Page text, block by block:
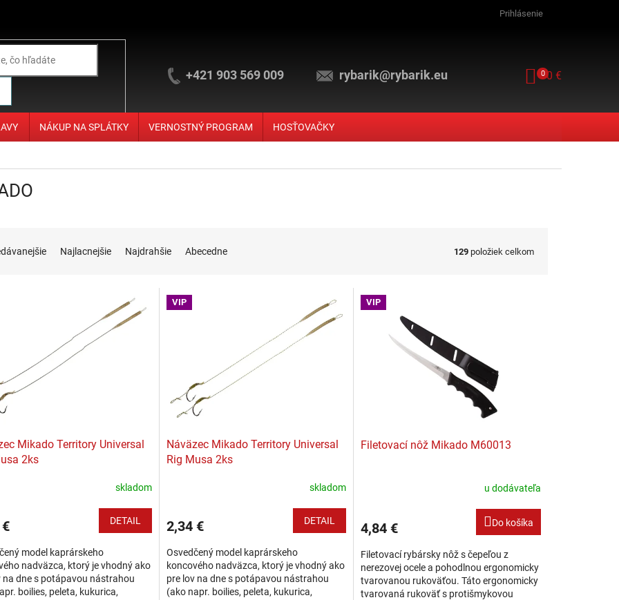
Prihlásenie
+421 903 569 009 rybarik@rybarik.eu NÁKUPNÝ
0 €
0
NÁKUP NA SPLÁTKY VERNOSTNÝ PROGRAM HOSŤOVAČKY
Najlacnejšie Najdrahšie Abecedne 129 položiek celkom
produktov
Mikado Territory Universal
2ks
skladom
DETAIL
model kaprárskeho
nadväzca, ktorý je vhodný ako
na dne s potápavou nástrahou
boilies, peleta, kukurica,
VIP
Náväzec Mikado Territory Universal
Rig Musa 2ks
skladom
2,34 € DETAIL
Osvedčený model kaprárskeho
koncového nadväzca, ktorý je vhodný ako
pre lov na dne s potápavou nástrahou
(ako napr. boilies, peleta, kukurica,
VIP
Filetovací nôž Mikado M60013
u dodávateľa
4,84 € Do košíka
Filetovací rybársky nôž s čepeľou z
nerezovej ocele a pohodlnou ergonomicky
tvarovanou rukoväťou. Táto ergonomicky
tvarovaná rukoväť s protišmykovou